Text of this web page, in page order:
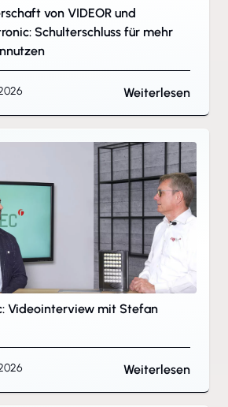
von VIDEOR und
Schulterschluss für mehr
Weiterlesen
Videointerview mit Stefan
Weiterlesen